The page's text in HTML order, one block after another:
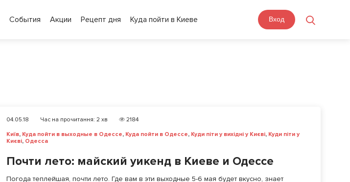
События Акции Рецепт дня Куда пойти в Киеве Вход
04.05.18 Час на прочитання: 2 хв
2184
Київ, Куда пойти в выходные в Одессе, Куда пойти в Одессе, Куди піти у вихідні у Києві, Куди піти у
Києві, Одесса
Почти лето: майский уикенд в Киеве и Одессе
Погода теплейшая, почти лето. Где вам в эти выходные 5-6 мая будет вкусно, знает